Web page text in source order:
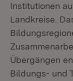
Institutionen
Landkreise.
Übergängen
Bildungs- und